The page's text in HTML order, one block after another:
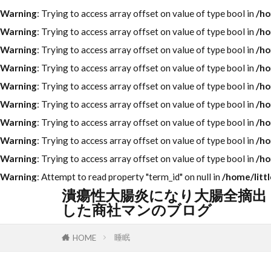
Warning: Trying to access array offset on value of type bool in/
Warning: Trying to access array offset on value of type bool in/
Warning: Trying to access array offset on value of type bool in/
Warning: Trying to access array offset on value of type bool in/
Warning: Trying to access array offset on value of type bool in/
Warning: Trying to access array offset on value of type bool in/
Warning: Trying to access array offset on value of type bool in/
Warning: Trying to access array offset on value of type bool in/
Warning: Trying to access array offset on value of type bool in/
Warning: Attempt to read property "term_id" on null in/home/
潰瘍性大腸炎になり大腸全摘出
した商社マンのブログ
HOME 睡眠